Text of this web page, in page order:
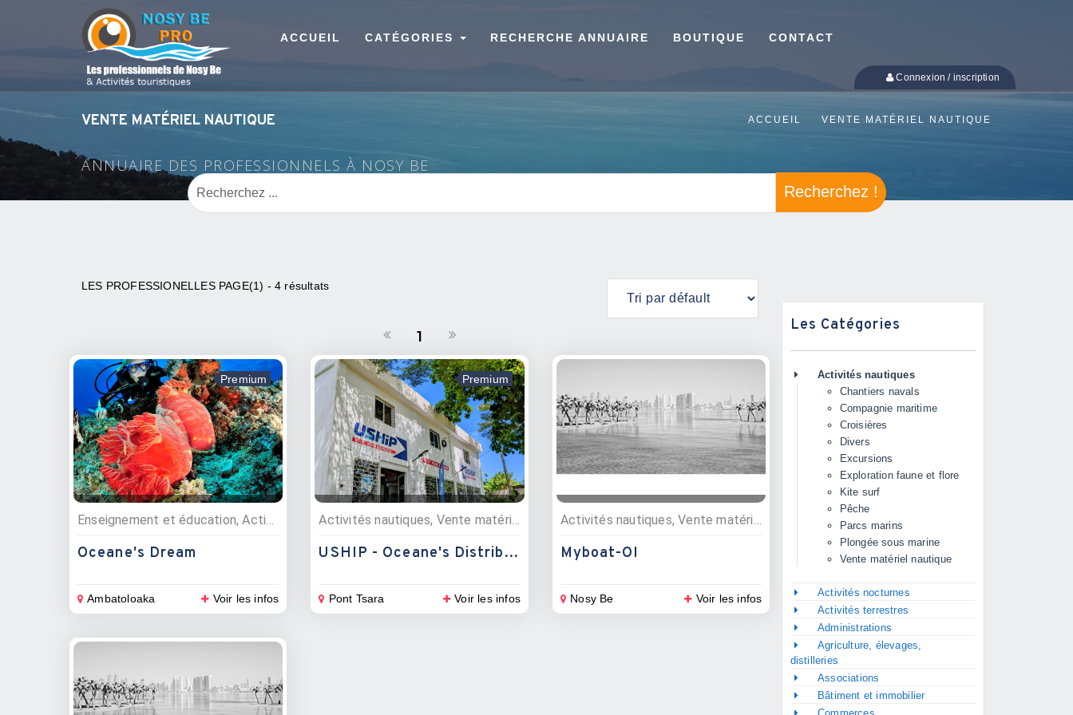
ACCUEIL CATÉGORIES RECHERCHE ANNUAIRE BOUTIQUE CONTACT
Connexion / inscription
VENTE MATÉRIEL NAUTIQUE
ANNUAIRE DES PROFESSIONNELS À NOSY BE
ACCUEIL VENTE MATÉRIEL NAUTIQUE
Recherchez !
LES PROFESSIONELLES PAGE(1) - 4 résultats
1
Premium
Enseignement et éducation, Activités nautiques, Excursions, Plongée sous marine, Croisières, Vente matériel nautique, Centres de formations
Oceane's Dream
Ambatoloaka Voir les infos
Premium
Activités nautiques, Vente matériel nautique
USHIP - Oceane's Distribution
Pont Tsara Voir les infos
Activités nautiques, Vente matériel nautique, Chantiers navals
Myboat-OI
Nosy Be Voir les infos
Les Catégories
Activités nautiques
Chantiers navals
Compagnie maritime
Croisières
Divers
Excursions
Exploration faune et flore
Kite surf
Pêche
Parcs marins
Plongée sous marine
Vente matériel nautique
Activités nocturnes
Activités terrestres
Administrations
Agriculture, élevages,
distilleries
Associations
Bâtiment et immobilier